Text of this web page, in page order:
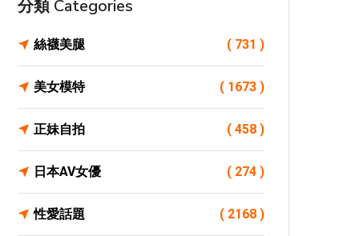
分類 Categories
絲襪美腿 ( 731 )
美女模特 ( 1673 )
正妹自拍 ( 458 )
日本AV女優 ( 274 )
性愛話題 ( 2168 )